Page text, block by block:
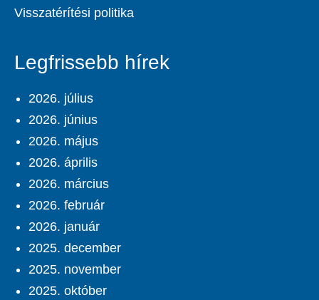
Visszatérítési politika
Legfrissebb hírek
2026. július
2026. június
2026. május
2026. április
2026. március
2026. február
2026. január
2025. december
2025. november
2025. október